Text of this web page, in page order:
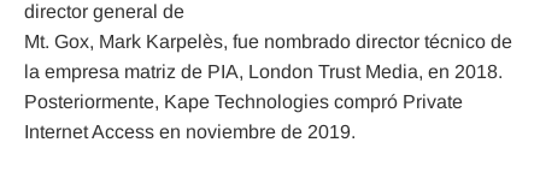
director general de
Mt. Gox, Mark Karpelès, fue nombrado director técnico de
la empresa matriz de PIA, London Trust Media, en 2018.
Posteriormente, Kape Technologies compró Private
Internet Access en noviembre de 2019.